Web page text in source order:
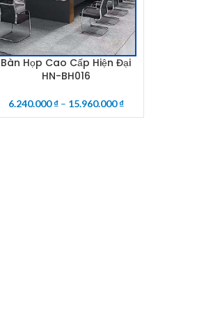
SELECT OPTIONS
Bàn Họp Cao Cấp Hiện Đại
HN-BH016
6.240.000₫– 15.960.000₫